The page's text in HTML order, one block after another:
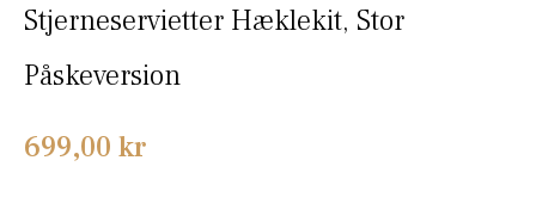
Stjerneservietter Hæklekit, Stor
Påskeversion
Normalpris
699,00 kr